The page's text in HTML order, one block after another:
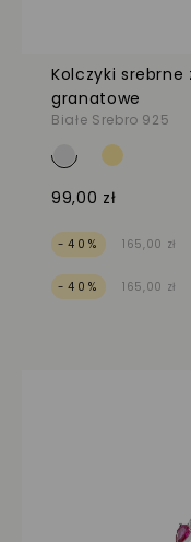
Kolczyki
granatowe
Białe Srebro 925
99,00 zł
-40% 165,00 zł
-40%
165,00 zł